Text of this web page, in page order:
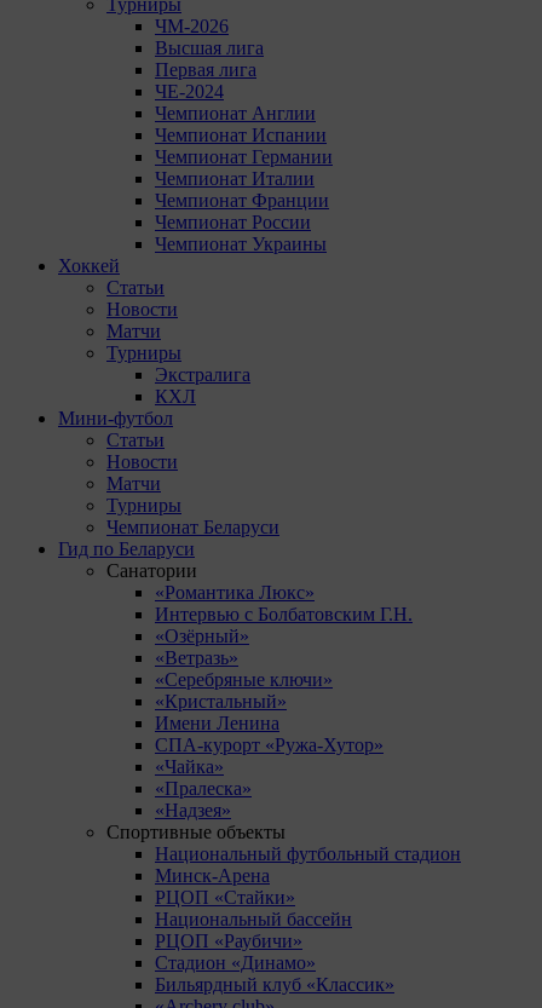
Турниры
ЧМ-2026
Высшая лига
Первая лига
ЧЕ-2024
Чемпионат Англии
Чемпионат Испании
Чемпионат Германии
Чемпионат Италии
Чемпионат Франции
Чемпионат России
Чемпионат Украины
Хоккей
Статьи
Новости
Матчи
Турниры
Экстралига
КХЛ
Мини-футбол
Статьи
Новости
Матчи
Турниры
Чемпионат Беларуси
Гид по Беларуси
Санатории
«Романтика Люкс»
Интервью с Болбатовским Г.Н.
«Озёрный»
«Ветразь»
«Серебряные ключи»
«Кристальный»
Имени Ленина
СПА-курорт «Ружа-Хутор»
«Чайка»
«Пралеска»
«Надзея»
Спортивные объекты
Национальный футбольный стадион
Минск-Арена
РЦОП «Стайки»
Национальный бассейн
РЦОП «Раубичи»
Стадион «Динамо»
Бильярдный клуб «Классик»